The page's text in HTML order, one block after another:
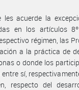
les acuerde la
en los artículos
régimen, las
a la práctica de
o donde los
sí,
respecto del